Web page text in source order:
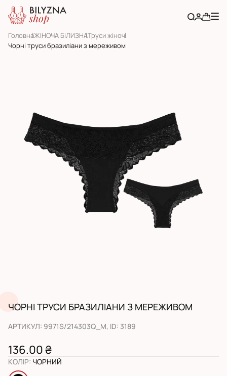
ГоловнаЖІНОЧА БІЛИЗНАТруси жіночі
Чорні труси бразиліани з мереживом
ЧОРНІ ТРУСИ БРАЗИЛІАНИ З МЕРЕЖИВОМ
АРТИКУЛ: 9971S/214303Q_M, ID: 3189
136.00 ₴
КОЛІР: ЧОРНИЙ